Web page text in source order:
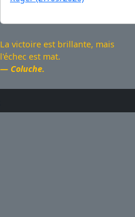
La victoire est brillante, mais
l'échec est mat.
Coluche.